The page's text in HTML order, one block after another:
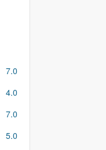
7.0
4.0
7.0
5.0